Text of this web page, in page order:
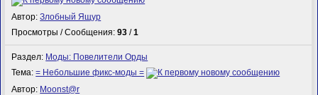
Автор:Злобный Ящур
Просмотры / Сообщения:93 /1
Раздел: Моды: Повелители Орды
Тема:= Небольшие фикс-моды =
Автор: Mооnst@r